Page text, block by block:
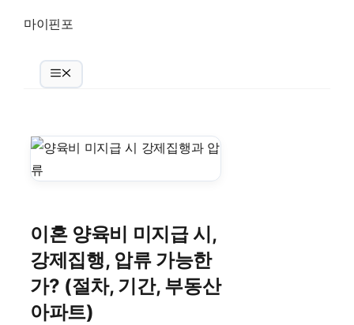
content
마이핀포
Menu
이혼 양육비 미지급 시,
강제집행, 압류 가능한
가? (절차, 기간, 부동산
아파트)